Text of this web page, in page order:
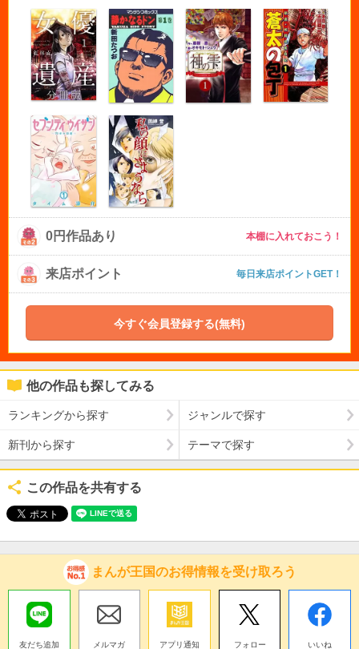
0円作品あり 本棚に入れておこう！
来店ポイント 毎日来店ポイントGET！
今すぐ会員登録する(無料)
他の作品も探してみる
ランキングから探す ジャンルで探す
新刊から探す テーマで探す
この作品を共有する
まんが王国のお得情報を受け取ろう
友だち追加
メルマガ アプリ通知 フォロー いいね